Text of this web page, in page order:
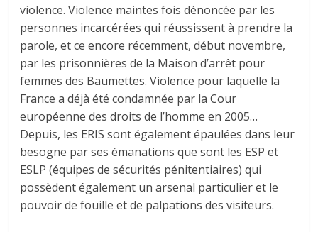
violence. Violence maintes fois dénoncée par les
personnes incarcérées qui réussissent à prendre la
parole, et ce encore récemment, début novembre,
par les prisonnières de la Maison d’arrêt pour
femmes des Baumettes. Violence pour laquelle la
France a déjà été condamnée par la Cour
européenne des droits de l’homme en 2005…
Depuis, les ERIS sont également épaulées dans leur
besogne par ses émanations que sont les ESP et
ESLP (équipes de sécurités pénitentiaires) qui
possèdent également un arsenal particulier et le
pouvoir de fouille et de palpations des visiteurs.